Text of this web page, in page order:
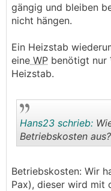
gängig und bleiben
nicht hängen.
Ein Heizstab
eine WP benötigt
Heizstab.
Hans23 schrieb:
Betriebskosten aus?
Betriebskosten: Wir
Pax), dieser wird mit